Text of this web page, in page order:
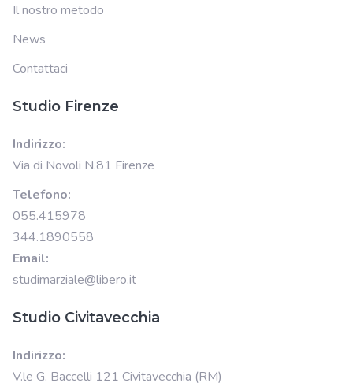
Il nostro metodo
News
Contattaci
Studio Firenze
Indirizzo:
Via di Novoli N.81 Firenze
Telefono:
055.415978
344.1890558
Email:
studimarziale@libero.it
Studio Civitavecchia
Indirizzo:
V.le G. Baccelli 121 Civitavecchia (RM)